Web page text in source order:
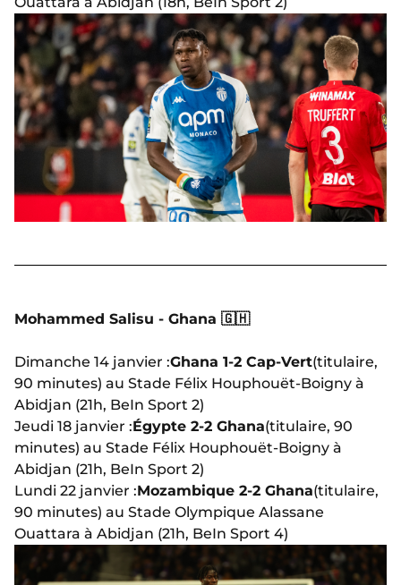
Mohammed Salisu - Ghana 🇬🇭
Dimanche 14 janvier :Ghana 1-2 Cap-Vert(titulaire,
90 minutes) au Stade Félix Houphouët-Boigny à
Abidjan (21h, BeIn Sport 2)
Jeudi 18 janvier :Égypte 2-2 Ghana(titulaire, 90
minutes) au Stade Félix Houphouët-Boigny à
Abidjan (21h, BeIn Sport 2)
Lundi 22 janvier :Mozambique 2-2 Ghana(titulaire,
90 minutes) au Stade Olympique Alassane
Ouattara à Abidjan (21h, BeIn Sport 4)